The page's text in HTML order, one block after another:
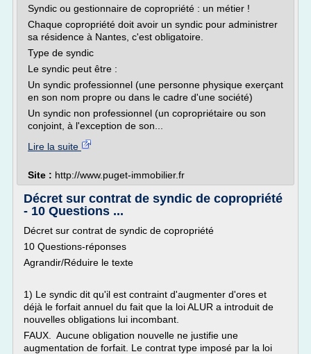
Syndic ou gestionnaire de copropriété : un métier !
Chaque copropriété doit avoir un syndic pour administrer
sa résidence à Nantes, c'est obligatoire.
Type de syndic
Le syndic peut être :
Un syndic professionnel (une personne physique exerçant
en son nom propre ou dans le cadre d'une société)
Un syndic non professionnel (un copropriétaire ou son
conjoint, à l'exception de son...
Lire la suite
Site : http://www.puget-immobilier.fr
Décret sur contrat de syndic de copropriété
- 10 Questions ...
Décret sur contrat de syndic de copropriété
10 Questions-réponses
Agrandir/Réduire le texte
1) Le syndic dit qu'il est contraint d'augmenter d'ores et
déjà le forfait annuel du fait que la loi ALUR a introduit de
nouvelles obligations lui incombant.
FAUX. Aucune obligation nouvelle ne justifie une
augmentation de forfait. Le contrat type imposé par la loi